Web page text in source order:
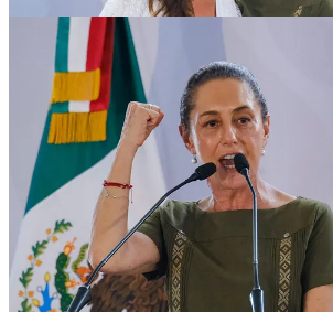
Durante el Informe, dio a conocer que este
programas del bienestar nuevos: Apoyo a
de edad, la beca “Rita Cetina” y Salud Casa
fortalece con Farmacias del Bienestar.